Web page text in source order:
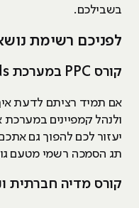
בשבילכם.
לפניכם רשימת
קורס PPC במערכת Google Ads
אם תמיד רציתם לדעת
ולנהל קמפיינים במערכת
יעזור לכם להפוך גם
תג הסמכה רשמי מטעם
קורס מדיה חברתית